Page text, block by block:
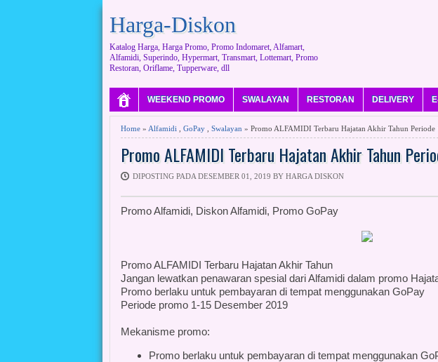
Harga-Diskon
Katalog Harga, Harga Promo, Promo Indomaret, Alfamart,
Alfamidi, Superindo, Hypermart, Transmart, Lottemart, Promo
Restoran, Oriflame, Tupperware, dll
WEEKEND PROMO SWALAYAN RESTORAN DELIVERY
Home» Alfamidi GoPay, Swalayan » Promo ALFAMIDI Terbaru Hajatan Akhir Tahun Periode
Promo ALFAMIDI Terbaru Hajatan Akhir Tahun
DIPOSTING PADA DESEMBER 01, 2019 BY HARGA DISKON
Promo Alfamidi, Diskon Alfamidi, Promo GoPay
Promo ALFAMIDI Terbaru Hajatan Akhir Tahun
Jangan lewatkan penawaran spesial dari Alfamidi dalam promo
Promo berlaku untuk pembayaran di tempat menggunakan GoPay
Periode promo 1-15 Desember 2019
Mekanisme promo:
Promo berlaku untuk pembayaran di tempat menggunakan